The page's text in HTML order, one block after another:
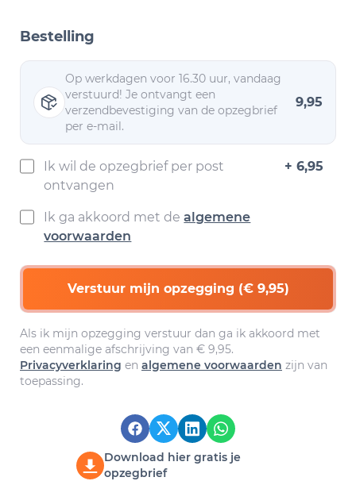
Bestelling
Op werkdagen voor 16.30 uur, vandaag
verstuurd! Je ontvangt een
verzendbevestiging van de opzegbrief
per e-mail.
9,95
Ik wil de opzegbrief per post
ontvangen
+ 6,95
Ik ga akkoord met dealgemene
voorwaarden
Verstuur mijn opzegging (€ 9,95)
Als ik mijn opzegging verstuur dan ga ik akkoord met
een eenmalige afschrijving van € 9,95.
Privacyverklaring en algemene voorwaarden zijn van
toepassing.
Download hier gratis je
opzegbrief